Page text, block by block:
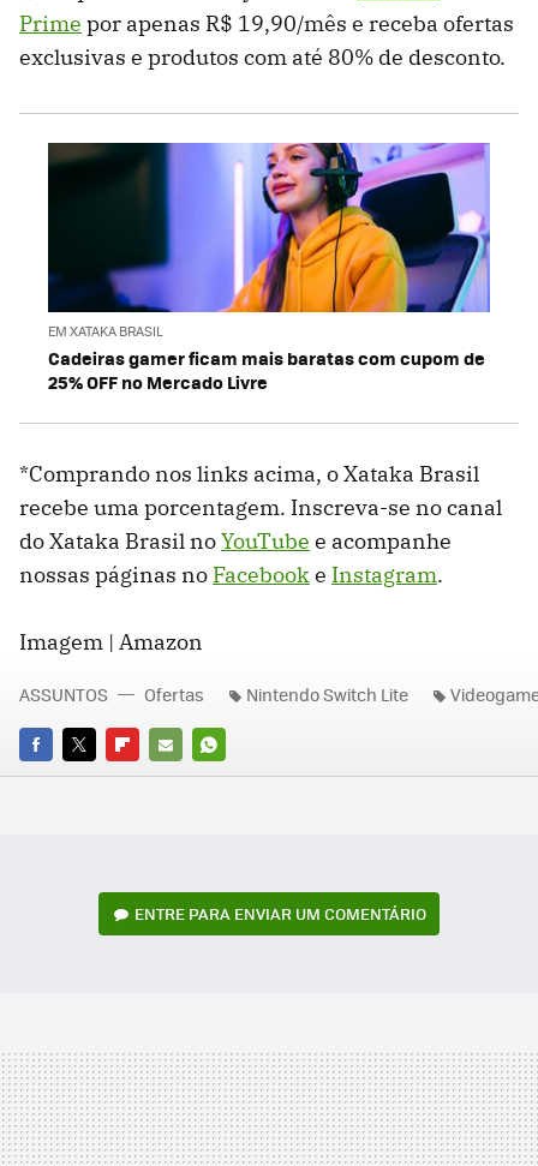
Prime por apenas R$ 19,90/mês e receba ofertas
exclusivas e produtos com até 80% de desconto.
EM XATAKA BRASIL
Cadeiras gamer ficam mais baratas com cupom de
25% OFF no Mercado Livre
*Comprando nos links acima, o Xataka Brasil
recebe uma porcentagem. Inscreva-se no canal
do Xataka Brasil noYouTube e acompanhe
nossas páginas no Facebooke Instagram.
Imagem | Amazon
FACEBOOK
TWITTERFLIPBOARD
E-
WHATSAPP
ASSUNTOS Ofertas Nintendo Switch Lite
ENTRE PARA ENVIAR UM COMENTÁRIO